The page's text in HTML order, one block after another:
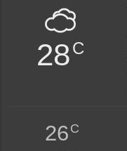
28C
26C